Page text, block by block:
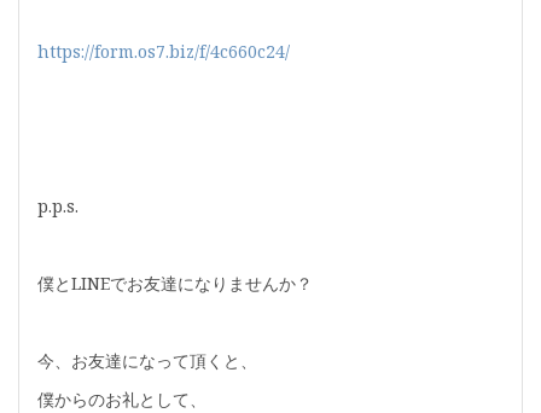
https://form.os7.biz/f/4c660c24/
p.p.s.
僕とLINEでお友達になりませんか？
今、お友達になって頂くと、
僕からのお礼として、